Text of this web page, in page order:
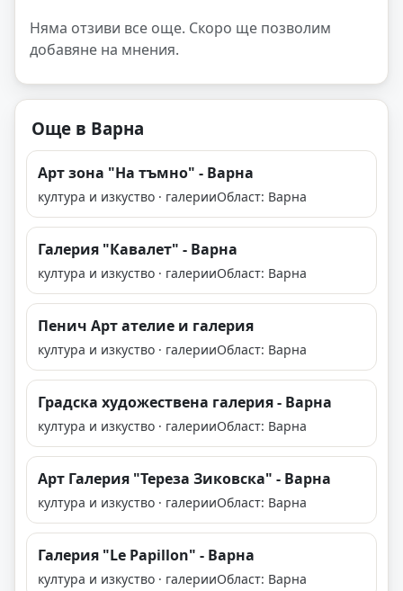
Няма отзиви все още. Скоро ще позволим
добавяне на мнения.
Още в Варна
Арт зона "На тъмно" - Варна
култура и изкуство · галерииОбласт: Варна
Галерия "Кавалет" - Варна
култура и изкуство · галерииОбласт: Варна
Пенич Арт ателие и галерия
култура и изкуство · галерииОбласт: Варна
Градска художествена галерия - Варна
култура и изкуство · галерииОбласт: Варна
Арт Галерия "Тереза Зиковска" - Варна
култура и изкуство · галерииОбласт: Варна
Галерия "Le Papillоn" - Варна
култура и изкуство · галерииОбласт: Варна